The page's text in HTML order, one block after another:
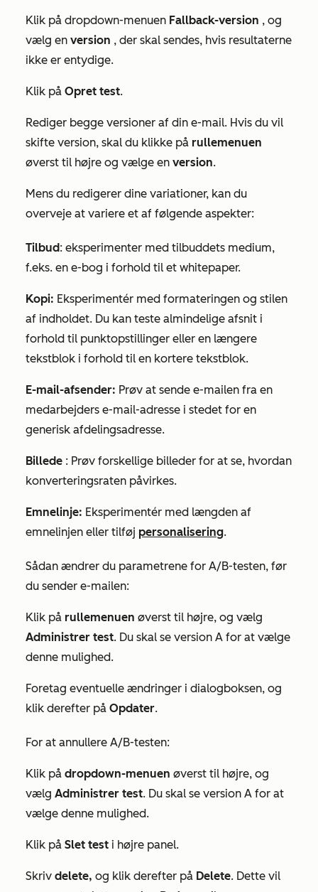
Klik på dropdown-menuen Fallback-version , og
vælg en version , der skal sendes, hvis resultaterne
ikke er entydige.
Klik på Opret test.
Rediger begge versioner af din e-mail. Hvis du vil
skifte version, skal du klikke på rullemenuen
øverst til højre og vælge en version.
Mens du redigerer dine variationer, kan du
overveje at variere et af følgende aspekter:
Tilbud: eksperimenter med tilbuddets medium,
f.eks. en e-bog i forhold til et whitepaper.
Kopi: Eksperimentér med formateringen og stilen
af indholdet. Du kan teste almindelige afsnit i
forhold til punktopstillinger eller en længere
tekstblok i forhold til en kortere tekstblok.
E-mail-afsender: Prøv at sende e-mailen fra en
medarbejders e-mail-adresse i stedet for en
generisk afdelingsadresse.
Billede : Prøv forskellige billeder for at se, hvordan
konverteringsraten påvirkes.
Emnelinje: Eksperimentér med længden af
emnelinjen eller tilføj personalisering.
Sådan ændrer du parametrene for A/B-testen, før
du sender e-mailen:
Klik på rullemenuen øverst til højre, og vælg
Administrer test. Du skal se version A for at vælge
denne mulighed.
Foretag eventuelle ændringer i dialogboksen, og
klik derefter på Opdater.
For at annullere A/B-testen:
Klik på dropdown-menuen øverst til højre, og
vælg Administrer test. Du skal se version A for at
vælge denne mulighed.
Klik på Slet test i højre panel.
Skriv delete, og klik derefter på Delete. Dette vil